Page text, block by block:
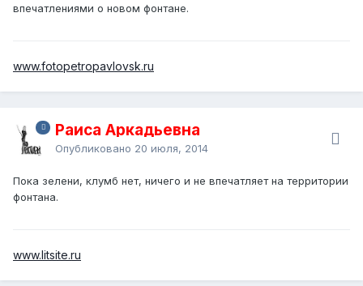
впечатлениями о новом фонтане.
www.fotopetropavlovsk.ru
Раиса Аркадьевна
Опубликовано 20 июля, 2014
Пока зелени, клумб нет, ничего и не впечатляет на территории
фонтана.
www.litsite.ru